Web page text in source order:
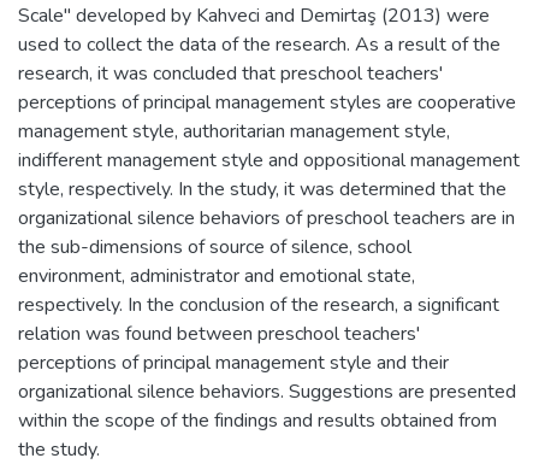
Scale" developed by Kahveci and Demirtaş (2013) were
used to collect the data of the research. As a result of the
research, it was concluded that preschool teachers'
perceptions of principal management styles are cooperative
management style, authoritarian management style,
indifferent management style and oppositional management
style, respectively. In the study, it was determined that the
organizational silence behaviors of preschool teachers are in
the sub-dimensions of source of silence, school
environment, administrator and emotional state,
respectively. In the conclusion of the research, a significant
relation was found between preschool teachers'
perceptions of principal management style and their
organizational silence behaviors. Suggestions are presented
within the scope of the findings and results obtained from
the study.